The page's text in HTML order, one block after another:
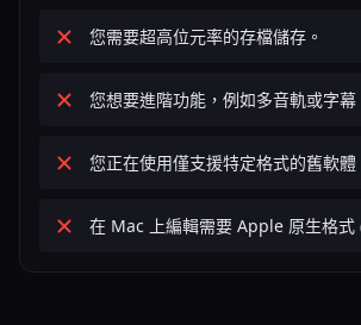
您需要超高位元率的存檔儲存。
您想要進階功能，例如多音軌或字幕
您正在使用僅支援特定格式的舊軟體
在 Mac 上編輯需要 Apple 原生格式